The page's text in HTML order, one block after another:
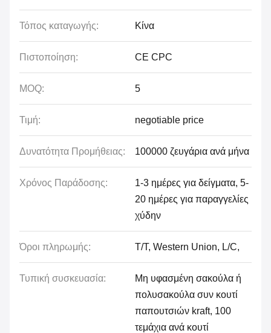
Τόπος καταγωγής: Κίνα
Πιστοποίηση: CE CPC
MOQ: 5
Τιμή: negotiable price
Δυνατότητα Προμήθειας: 100000 ζευγάρια ανά μήνα
Χρόνος Παράδοσης:
1-3 ημέρες για δείγματα, 5-
20 ημέρες για παραγγελίες
χύδην
Όροι πληρωμής: T/T, Western Union, L/C,
Τυπική συσκευασία:
Μη υφασμένη σακούλα ή
πολυσακούλα συν κουτί
παπουτσιών kraft, 100
τεμάχια ανά κουτί